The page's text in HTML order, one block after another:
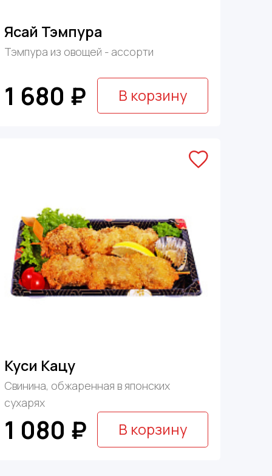
Ясай Тэмпура
Тэмпура из овощей - ассорти
1 680 ₽ В корзину
Куси Кацу
Свинина, обжаренная в японских
сухарях
1 080 ₽ В корзину